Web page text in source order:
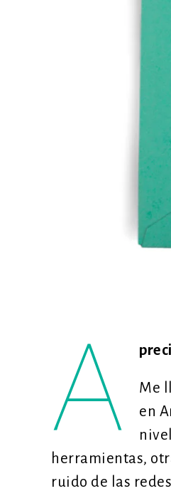
A
Me
en
herramientas,
ruido de las